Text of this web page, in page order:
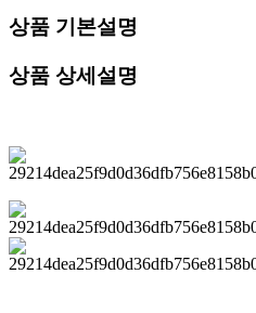
상품 기본설명
상품 상세설명